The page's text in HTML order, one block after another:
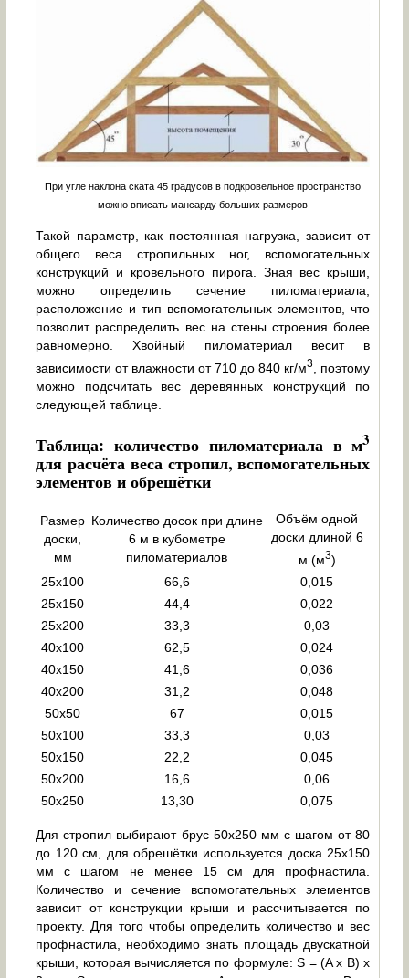
При угле наклона ската 45 градусов в подкровельное пространство
можно вписать мансарду больших размеров
Такой параметр, как постоянная нагрузка, зависит от
общего веса стропильных ног, вспомогательных
конструкций и кровельного пирога. Зная вес крыши,
можно определить сечение пиломатериала,
расположение и тип вспомогательных элементов, что
позволит распределить вес на стены строения более
равномерно. Хвойный пиломатериал весит в
зависимости от влажности от 710 до 840 кг/м3
, поэтому
можно подсчитать вес деревянных конструкций по
следующей таблице.
Таблица: количество пиломатериала в м3
для расчёта веса стропил, вспомогательных
элементов и обрешётки
Размер
доски,
мм
Количество досок при длине
6 м в кубометре
пиломатериалов
Объём одной
доски длиной 6
м (м3)
25х100
66,6
0,015
25х150
44,4
0,022
25х200
33,3
0,03
40х100
62,5
0,024
40х150
41,6
0,036
40х200
31,2
0,048
50х50
67
0,015
50х100
33,3
0,03
50х150
22,2
0,045
50х200
16,6
0,06
50х250
13,30 0,075
Для стропил выбирают брус 50х250 мм с шагом от 80
до 120 см, для обрешётки используется доска 25х150
мм с шагом не менее 15 см для профнастила.
Количество и сечение вспомогательных элементов
зависит от конструкции крыши и рассчитывается по
проекту. Для того чтобы определить количество и вес
профнастила, необходимо знать площадь двускатной
крыши, которая вычисляется по формуле: S = (A х B) х